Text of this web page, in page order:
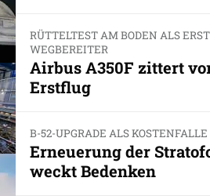
RÜTTELTEST AM BODEN ALS
WEGBEREITER
Airbus A350F zittert
Erstflug
B-52-UPGRADE ALS KOSTENFALLE
Erneuerung der
weckt Bedenken